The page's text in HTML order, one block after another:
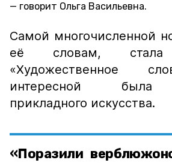
говорит Ольга Васильевна.
Самой многочисленной
её словам, стала
«Художественное
интересной была
прикладного искусства.
«Поразили